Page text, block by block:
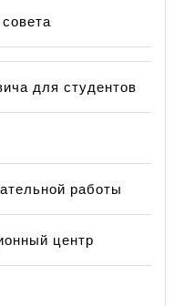
для студентов
работы
центр